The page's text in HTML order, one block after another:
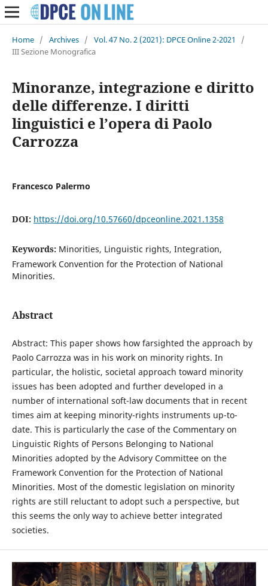
Home / Archives / Vol. 47 No. 2 (2021): DPCE Online 2-2021
/
III Sezione Monografica
Minoranze, integrazione e diritto
delle differenze. I diritti
linguistici e l’opera di Paolo
Carrozza
Francesco Palermo
DOI: https://doi.org/10.57660/dpceonline.2021.1358
Keywords: Minorities, Linguistic rights, Integration,
Framework Convention for the Protection of National
Minorities.
Abstract
Abstract: This paper shows how farsighted the approach by
Paolo Carrozza was in his work on minority rights. In
particular, the holistic, societal approach toward minority
issues has been adopted and further developed in a
number of international soft-law documents that in recent
times aim at keeping minority-rights instruments up-to-
date. This is particularly the case of the Commentary on
Linguistic Rights of Persons Belonging to National
Minorities adopted by the Advisory Committee on the
Framework Convention for the Protection of National
Minorities. Most of the domestic legislation on minority
rights are still reluctant to adopt such a perspective, but
this seems the only way to achieve better integrated
societies.